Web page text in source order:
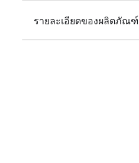
รายละเอียดของผลิตภัณฑ์